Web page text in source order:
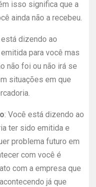
isso significa que a
ainda não a recebeu.
dizendo ao
para você mas
não foi ou não irá se
situações em que
: Você está dizendo ao
ter sido emitida e
problema futuro em
com você é
com a empresa que
já que